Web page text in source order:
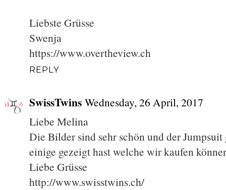
Liebste Grüsse
Swenja
https://www.overtheview.ch
REPLY
SwissTwins Wednesday, 26 April, 2017
Liebe Melina
Die Bilder sind sehr schön und der
einige gezeigt hast welche wir kaufen
Liebe Grüsse
http://www.swisstwins.ch/